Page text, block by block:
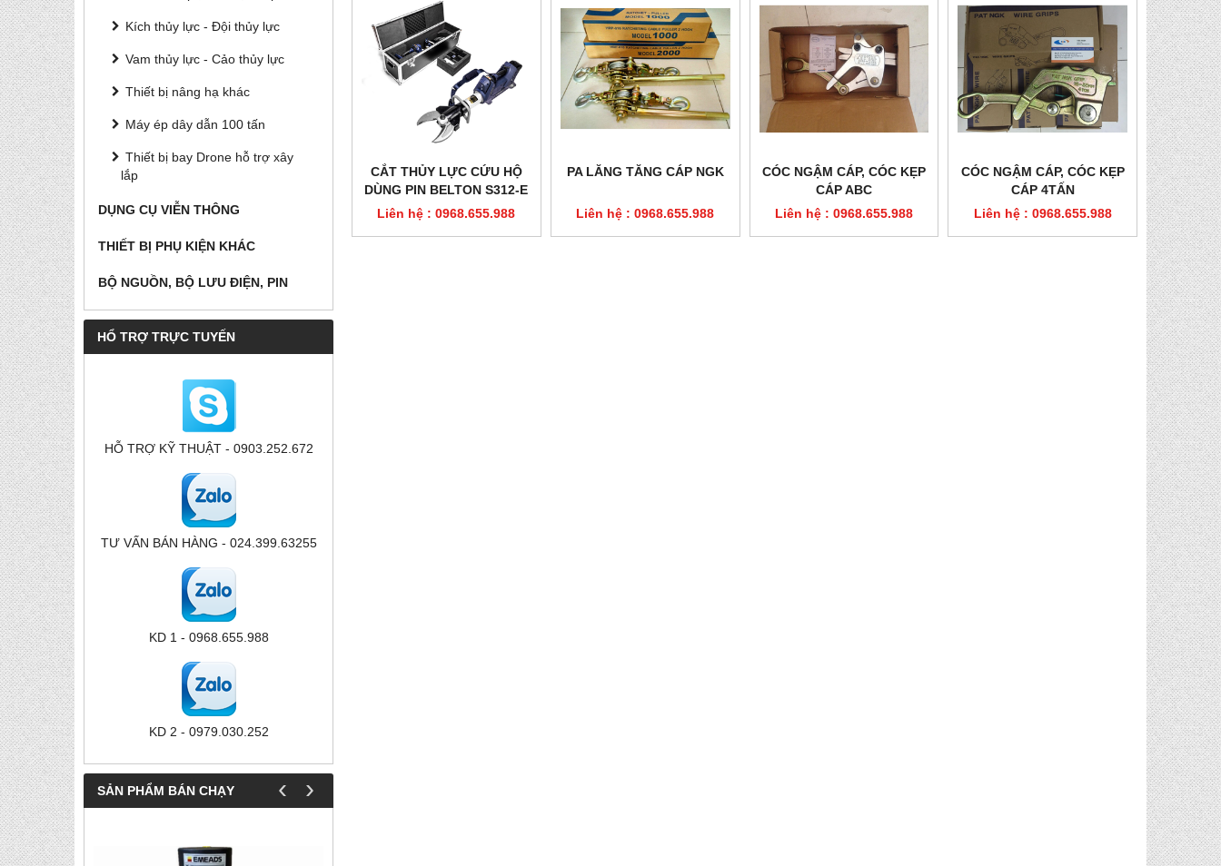
Kích thủy lực - Đội thủy lực
Vam thủy lực - Cảo thủy lực
Thiết bị nâng hạ khác
Máy ép dây dẫn 100 tấn
Thiết bị bay Drone hỗ trợ xây
lắp
DỤNG CỤ VIỄN THÔNG
THIẾT BỊ PHỤ KIỆN KHÁC
BỘ NGUỒN, BỘ LƯU ĐIỆN, PIN
HỔ TRỢ TRỰC TUYẾN
HỖ TRỢ KỸ THUẬT - 0903.252.672
TƯ VẤN BÁN HÀNG - 024.399.63255
KD 1 - 0968.655.988
KD 2 - 0979.030.252
SẢN PHẨM BÁN CHẠY ‹ ›
CẮT THỦY LỰC CỨU HỘ
DÙNG PIN BELTON S312-E
Liên hệ : 0968.655.988
PA LĂNG TĂNG CÁP NGK
Liên hệ : 0968.655.988
CÓC NGẬM CÁP, CÓC KẸP
CÁP ABC
Liên hệ : 0968.655.988
CÓC NGẬM CÁP, CÓC KẸP
CÁP 4TẤN
Liên hệ : 0968.655.988